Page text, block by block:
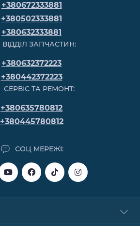
+380672333881
+380502333881
+380632333881
ВІДДІЛ ЗАПЧАСТИН:
+380632372223
+380442372223
СЕРВІС ТА РЕМОНТ:
+380635780812
+380445780812
СОЦ МЕРЕЖІ: